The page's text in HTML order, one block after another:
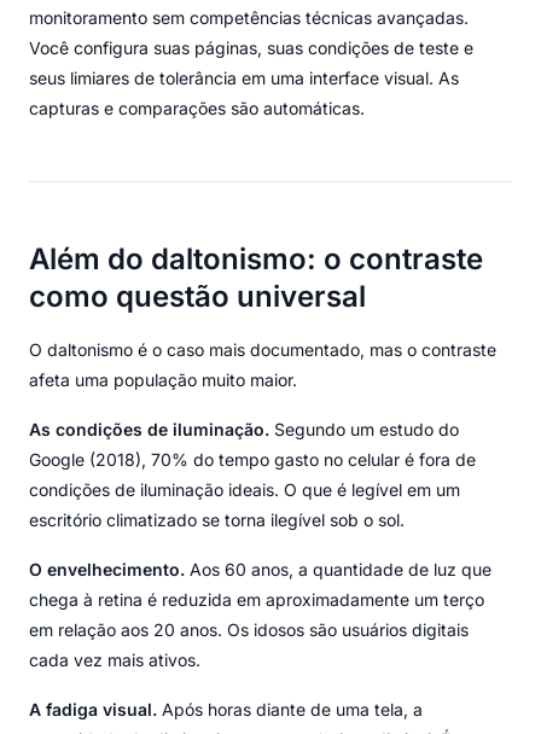
monitoramento sem competências técnicas avançadas.
Você configura suas páginas, suas condições de teste e
seus limiares de tolerância em uma interface visual. As
capturas e comparações são automáticas.
Além do daltonismo: o contraste
como questão universal
O daltonismo é o caso mais documentado, mas o contraste
afeta uma população muito maior.
As condições de iluminação. Segundo um estudo do
Google (2018), 70% do tempo gasto no celular é fora de
condições de iluminação ideais. O que é legível em um
escritório climatizado se torna ilegível sob o sol.
O envelhecimento. Aos 60 anos, a quantidade de luz que
chega à retina é reduzida em aproximadamente um terço
em relação aos 20 anos. Os idosos são usuários digitais
cada vez mais ativos.
A fadiga visual. Após horas diante de uma tela, a